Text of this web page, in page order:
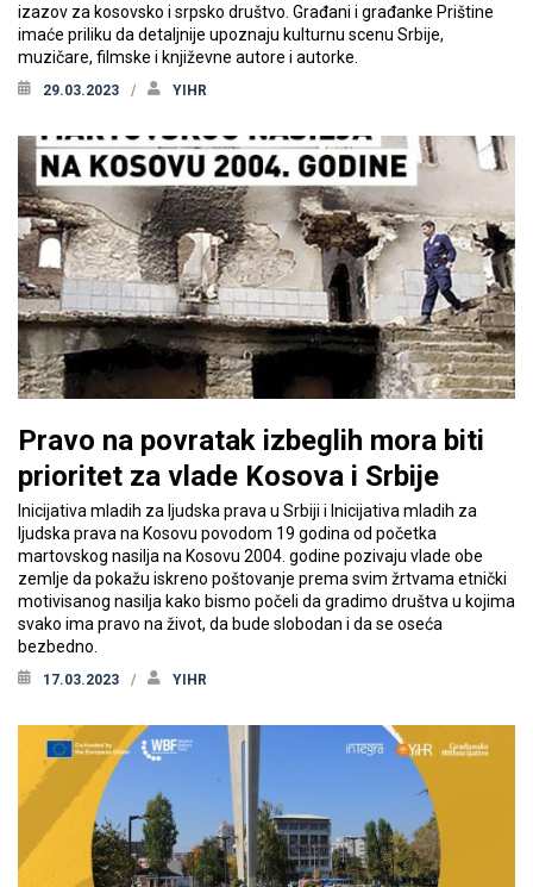
izazov za kosovsko i srpsko društvo. Građani i građanke Prištine
imaće priliku da detaljnije upoznaju kulturnu scenu Srbije,
muzičare, filmske i književne autore i autorke.
29.03.2023 YIHR
Pravo na povratak izbeglih mora biti
prioritet za vlade Kosova i Srbije
Inicijativa mladih za ljudska prava u Srbiji i Inicijativa mladih za
ljudska prava na Kosovu povodom 19 godina od početka
martovskog nasilja na Kosovu 2004. godine pozivaju vlade obe
zemlje da pokažu iskreno poštovanje prema svim žrtvama etnički
motivisanog nasilja kako bismo počeli da gradimo društva u kojima
svako ima pravo na život, da bude slobodan i da se oseća
bezbedno.
17.03.2023 YIHR